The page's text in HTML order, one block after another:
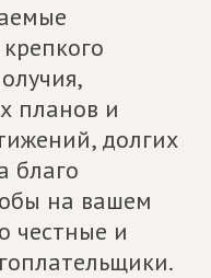
планов и
долгих
благо
на вашем
честные и